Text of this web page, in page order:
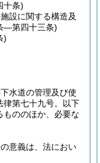
十条)
設に関する構造及
―第四十三条)
)
水道の管理及び使
律第七十九号。以下
もののほか、必要な
意義は、法におい